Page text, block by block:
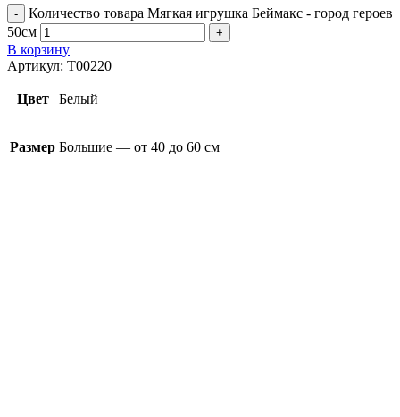
Количество товара Мягкая игрушка Беймакс - город героев
50см
В корзину
Артикул: T00220
Цвет Белый
Размер Большие — от 40 до 60 см